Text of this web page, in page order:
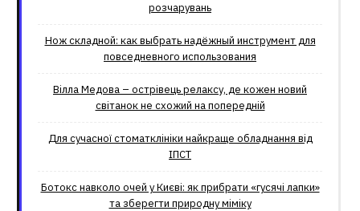
розчарувань
Нож складной: как выбрать надёжный инструмент для
повседневного использования
Вілла Медова – острівець релаксу, де кожен новий
світанок не схожий на попередній
Для сучасної стоматклініки найкраще обладнання від
ІПСТ
Ботокс навколо очей у Києві: як прибрати «гусячі лапки»
та зберегти природну міміку